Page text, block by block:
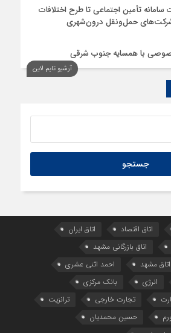
سامانه تأمین اجتماعی تا طرح اختلافات
حمل‌ونقل درون‌شهری
با همسایه جنوب شرقی
مصنوعی
آرشیو تایم لاین
اتاق اقتصاد
اتاق ایران
اتاق بازرگانی مشهد
اتاق مشهد
احمد اثنی عشری
انرژی
بانک مرکزی
تجارت خارجی
ترانزیت
حسین محمدیان